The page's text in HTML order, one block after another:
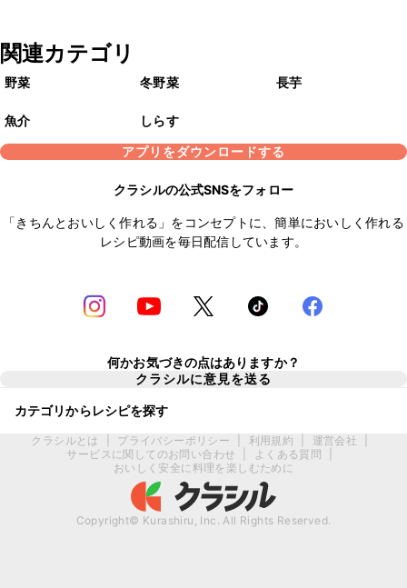
関連カテゴリ
野菜 冬野菜 長芋
魚介
しらす
アプリをダウンロードする
クラシルの公式SNSをフォロー
「きちんとおいしく作れる」をコンセプトに、簡単においしく作れる
レシピ動画を毎日配信しています。
何かお気づきの点はありますか？
クラシルに意見を送る
カテゴリからレシピを探す
クラシルとは プライバシーポリシー 利用規約 運営会社
サービスに関してのお問い合わせ
よくある質問
おいしく安全に料理を楽しむために
Copyright© Kurashiru, Inc. All Rights Reserved.